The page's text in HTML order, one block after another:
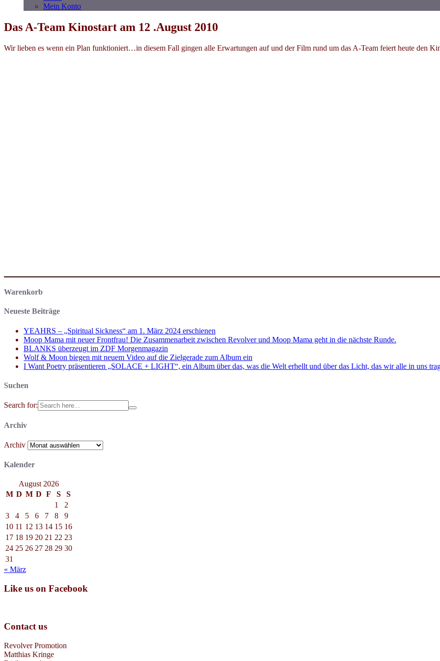
Mein Konto
Das A-Team Kinostart am 12 .August 2010
Wir lieben es wenn ein Plan funktioniert…in diesem Fall gingen alle Erwartungen auf und der Film rund um das A-Team feiert heute den
Warenkorb
Neueste Beiträge
YEAHRS – „Spiritual Sickness“ am 1. März 2024 erschienen
Moop Mama mit neuer Frontfrau! Die Zusammenarbeit zwischen Revolver und Moop Mama geht in die nächste Runde.
BLANKS überzeugt im ZDF Morgenmagazin
Wolf & Moon biegen mit neuem Video auf die Zielgerade zum Album ein
I Want Poetry präsentieren „SOLACE + LIGHT“, ein Album über das, was die Welt erhellt und über das Licht, das wir alle in uns
Suchen
Search for:
Archiv
Archiv
Kalender
August 2026
M D M D F S
S
1
2
3
4 5 6 7 8
9
10 11 12 13 14 15 16
17 18 19 20 21 22 23
24 25 26 27 28 29 30
31
« März
Like us on Facebook
Contact us
Revolver Promotion
Matthias Kringe